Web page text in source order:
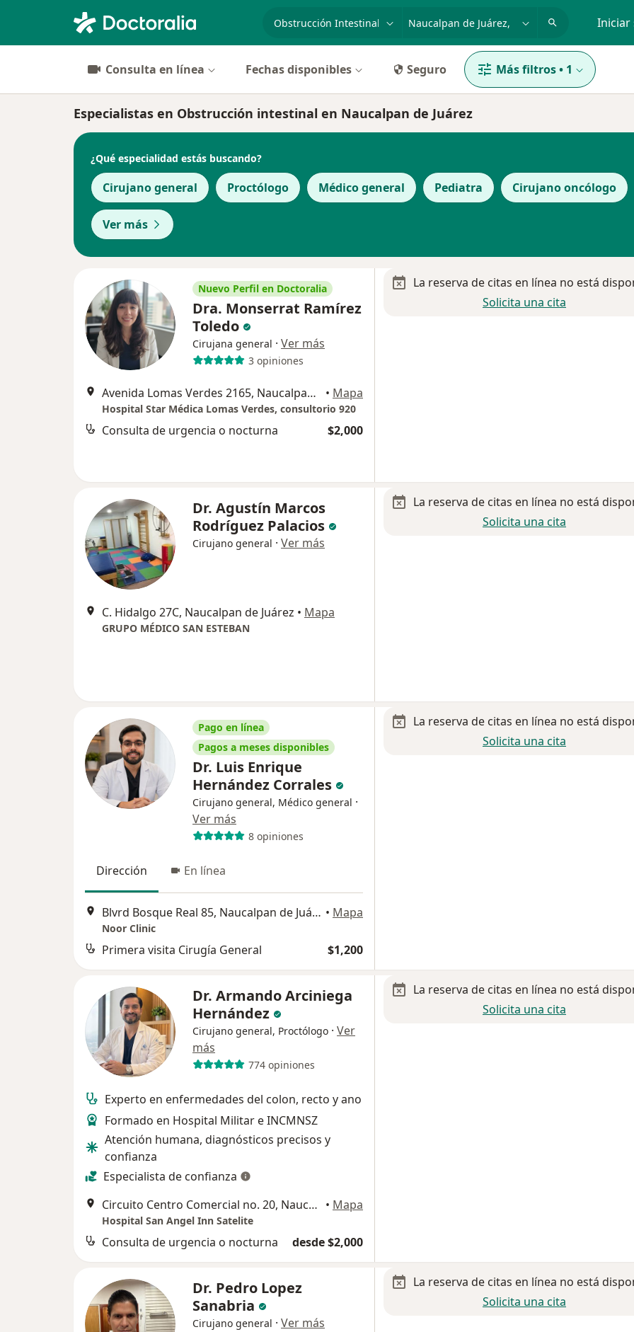
especialidad, enfermedad o nombre
p. ej. Guadalajara Iniciar
Consulta en línea Fechas disponibles Seguro Más filtros• 1
Especialistas en Obstrucción intestinal en Naucalpan de Juárez
¿Qué especialidad estás buscando?
Cirujano general Proctólogo Médico general Pediatra Cirujano oncólogo
Ver más
Nuevo Perfil en Doctoralia
Dra. Monserrat Ramírez
Toledo
Cirujana general · Ver más
3 opiniones
Avenida Lomas Verdes 2165, Naucalpan de Juárez • Mapa
Hospital Star Médica Lomas Verdes, consultorio 920
Consulta de urgencia o nocturna $2,000
La reserva de citas en línea no está
Solicita una cita
Dr. Agustín Marcos
Rodríguez Palacios
Cirujano general · Ver más
C. Hidalgo 27C, Naucalpan de Juárez • Mapa
GRUPO MÉDICO SAN ESTEBAN
La reserva de citas en línea no está
Solicita una cita
Pago en línea
Pagos a meses disponibles
Dr. Luis Enrique
Hernández Corrales
Cirujano general, Médico general ·
Ver más
8 opiniones
Dirección En línea
Blvrd Bosque Real 85, Naucalpan de Juárez • Mapa
Noor Clinic
Primera visita Cirugía General $1,200
La reserva de citas en línea no está
Solicita una cita
Dr. Armando Arciniega
Hernández
Cirujano general, Proctólogo · Ver
más
774 opiniones
Experto en enfermedades del colon, recto y ano
Formado en Hospital Militar e INCMNSZ
Atención humana, diagnósticos precisos y
confianza
Especialista de confianza
Circuito Centro Comercial no. 20, Naucalpan de Juárez • Mapa
Hospital San Angel Inn Satelite
Consulta de urgencia o nocturna desde $2,000
La reserva de citas en línea no está
Solicita una cita
Dr. Pedro Lopez
Sanabria
Cirujano general · Ver más
La reserva de citas en línea no está
Solicita una cita